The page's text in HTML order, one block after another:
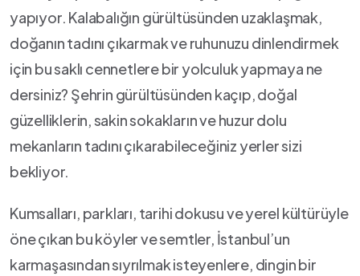
yapıyor. Kalabalığın ​gürültüsünden uzaklaşmak, ​
doğanın tadını çıkarmak ve​ ruhunuzu dinlendirmek
için bu ⁤saklı cennetlere​ bir yolculuk yapmaya‍ ne
dersiniz? ‍Şehrin gürültüsünden kaçıp, ‍doğal
⁣güzelliklerin,⁤ sakin sokakların‍ ve huzur ​dolu‌
mekanların tadını çıkarabileceğiniz​ yerler sizi
bekliyor.
Kumsalları, parkları, tarihi ​dokusu ve ⁤yerel kültürüyle
öne ‍çıkan bu köyler ve semtler, İstanbul’un
karmaşasından sıyrılmak isteyenlere, dingin‍ bir